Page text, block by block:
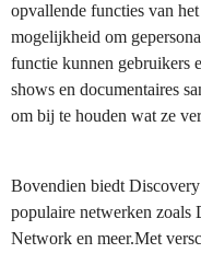
opvallende functies van
mogelijkheid om
functie kunnen gebruikers
shows en documentaires
om bij te houden wat ze
Bovendien biedt
populaire netwerken
Network en meer.Met